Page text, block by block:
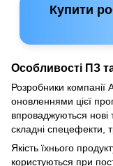
Купити
Особливості ПЗ
Розробники
оновленнями цієї
впроваджуються нові
складні спецефекти,
Якість їхнього
користуються при